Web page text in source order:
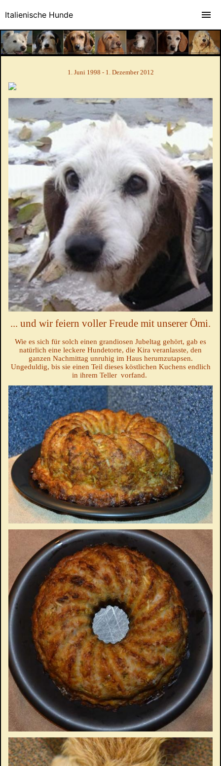
1. Juni 1998 - 1. Dezember 2012
... und wir feiern voller Freude mit unserer Ömi.
Wie es sich für solch einen grandiosen Jubeltag gehört, gab es
natürlich eine leckere Hundetorte, die Kira veranlasste, den
ganzen Nachmittag unruhig im Haus herumzutapsen.
Ungeduldig, bis sie einen Teil dieses köstlichen Kuchens endlich
in ihrem Teller vorfand.
Italienische Hunde